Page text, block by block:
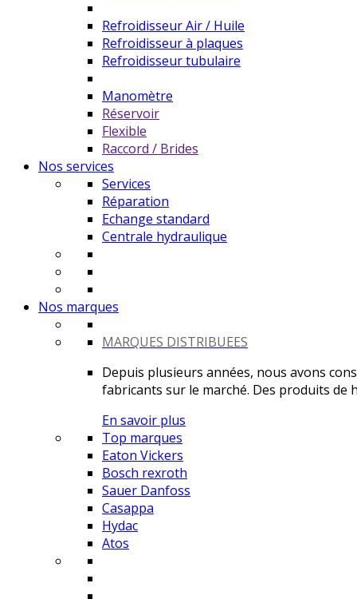
Refroidisseur Air / Huile
Refroidisseur à plaques
Refroidisseur tubulaire
Manomètre
Réservoir
Flexible
Raccord / Brides
Nos services
Services
Réparation
Echange standard
Centrale hydraulique
Nos marques
MARQUES DISTRIBUEES
Depuis plusieurs années, nous avons
fabricants sur le marché. Des produits de
En savoir plus
Top marques
Eaton Vickers
Bosch rexroth
Sauer Danfoss
Casappa
Hydac
Atos